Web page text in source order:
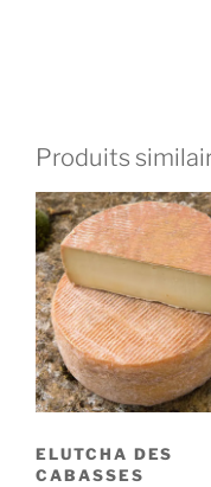
Produits
ELUTCHA DES
CABASSES